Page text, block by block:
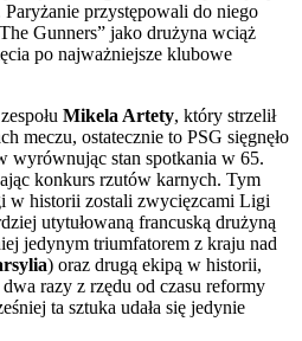
Paryżanie przystępowali do niego
Gunners” jako drużyna wciąż
po najważniejsze klubowe
Mikela Artety, który strzelił
meczu, ostatecznie to PSG sięgnęło
wyrównując stan spotkania w 65.
konkurs rzutów karnych. Tym
w historii zostali zwycięzcami Ligi
utytułowaną francuską drużyną
jedynym triumfatorem z kraju nad
) oraz drugą ekipą w historii,
razy z rzędu od czasu reformy
ta sztuka udała się jedynie